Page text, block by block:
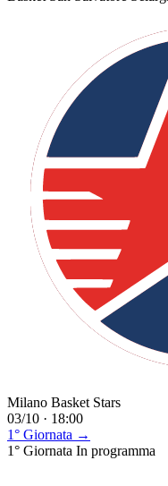
Milano Basket Stars
03/10 · 18:00
1° Giornata →
1° Giornata In programma